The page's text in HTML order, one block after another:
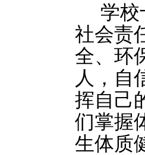
学校
社会责
全、环
人，自
挥自己
们掌握
生体质